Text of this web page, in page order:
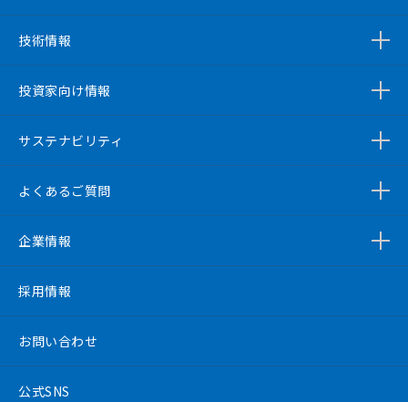
技術情報
投資家向け情報
サステナビリティ
よくあるご質問
企業情報
採用情報
お問い合わせ
公式SNS